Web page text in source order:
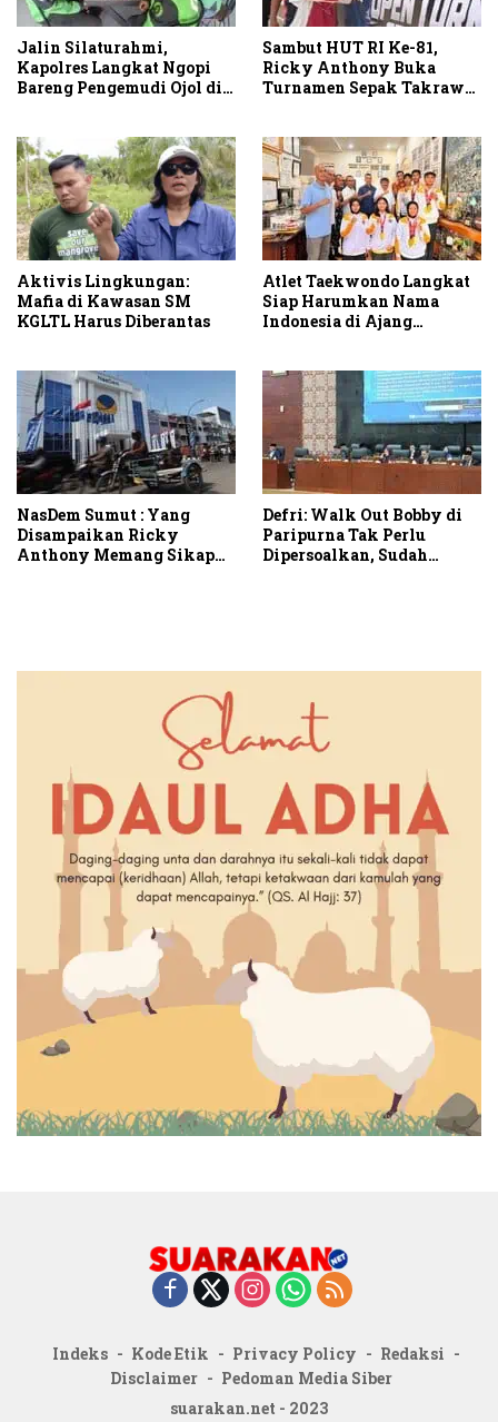
Jalin Silaturahmi,
Kapolres Langkat Ngopi
Bareng Pengemudi Ojol di
Sambut HUT RI Ke-81,
Ricky Anthony Buka
Turnamen Sepak Takraw
Aktivis Lingkungan:
Mafia di Kawasan SM
KGLTL Harus Diberantas
Atlet Taekwondo Langkat
Siap Harumkan Nama
Indonesia di Ajang
NasDem Sumut : Yang
Disampaikan Ricky
Anthony Memang Sikap
Defri: Walk Out Bobby di
Paripurna Tak Perlu
Dipersoalkan, Sudah
Indeks Kode Etik Privacy Policy
Redaksi
Disclaimer
Pedoman Media Siber
suarakan.net - 2023